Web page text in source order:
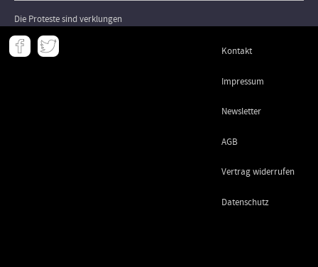
Die Proteste sind verklungen
Meta
- Kontakt
Impressum
Newsletter
AGB
Vertrag widerrufen
Datenschutz